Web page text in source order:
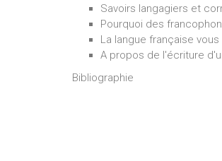
Savoirs langagiers et
Pourquoi des
La langue française vous
A propos de l'écriture
Bibliographie